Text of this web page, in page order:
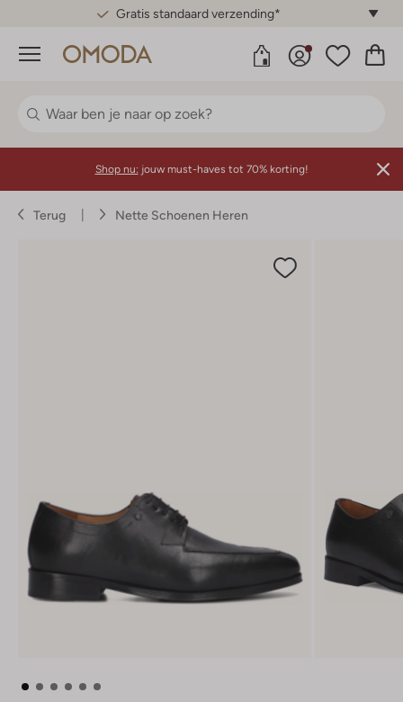
Gratis standaard verzending*
Menu
Shop nu: jouw must-haves tot 70% korting!
Terug Nette Schoenen Heren